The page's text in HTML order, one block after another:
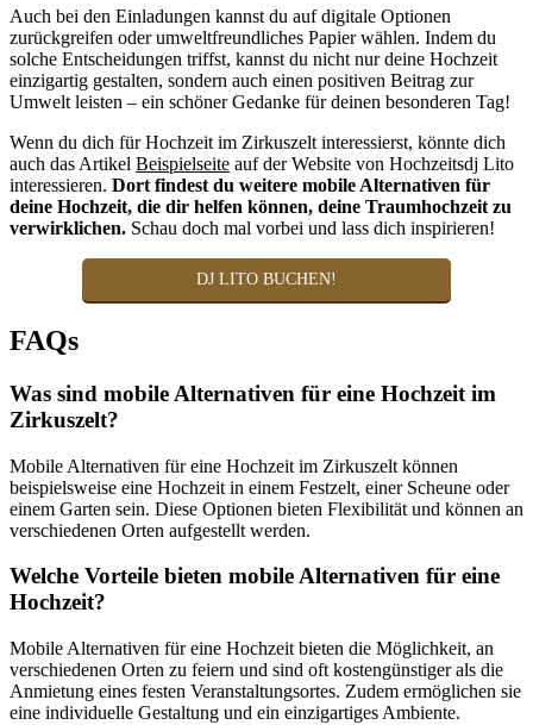
Auch bei den Einladungen kannst du auf digitale Optionen
zurückgreifen oder umweltfreundliches Papier wählen. Indem du
solche Entscheidungen triffst, kannst du nicht nur deine Hochzeit
einzigartig gestalten, sondern auch einen positiven Beitrag zur
Umwelt leisten – ein schöner Gedanke für deinen besonderen Tag!
Wenn du dich für Hochzeit im Zirkuszelt interessierst, könnte dich
auch das Artikel Beispielseite auf der Website von Hochzeitsdj Lito
interessieren. Dort findest du weitere mobile Alternativen für
deine Hochzeit, die dir helfen können, deine Traumhochzeit zu
verwirklichen. Schau doch mal vorbei und lass dich inspirieren!
DJ LITO BUCHEN!
FAQs
Was sind mobile Alternativen für eine Hochzeit im
Zirkuszelt?
Mobile Alternativen für eine Hochzeit im Zirkuszelt können
beispielsweise eine Hochzeit in einem Festzelt, einer Scheune oder
einem Garten sein. Diese Optionen bieten Flexibilität und können an
verschiedenen Orten aufgestellt werden.
Welche Vorteile bieten mobile Alternativen für eine
Hochzeit?
Mobile Alternativen für eine Hochzeit bieten die Möglichkeit, an
verschiedenen Orten zu feiern und sind oft kostengünstiger als die
Anmietung eines festen Veranstaltungsortes. Zudem ermöglichen sie
eine individuelle Gestaltung und ein einzigartiges Ambiente.